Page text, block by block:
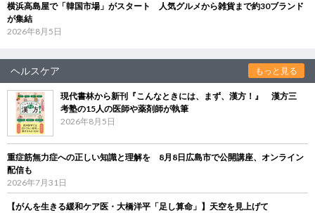
横浜高島屋で「韓国市場」がスタート 人気グルメから雑貨まで約30ブランド
が集結
2026年8月5日
ヘルスケア もっと見る
現代書林から新刊『こんなときには、まず、漢方！』 漢方三
考塾の15人の医師や薬剤師が執筆
2026年8月5日
重症筋無力症への正しい知識と理解を 8月8日広島市で公開講座、オンライン
配信も
2026年7月31日
【がんを生きる緩和ケア医・大橋洋平「足し算命」】天空を見上げて